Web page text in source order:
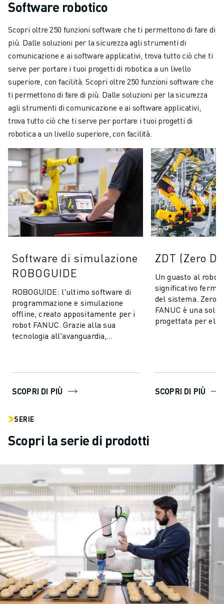
Software robotico
Scopri oltre 250 funzioni software che ti permettono di fare di
più. Dalle soluzioni per la sicurezza agli strumenti di
comunicazione e ai software applicativi, trova tutto ciò che ti
serve per portare i tuoi progetti di robotica a un livello
superiore, con facilità. Scopri oltre 250 funzioni software che
ti permettono di fare di più. Dalle soluzioni per la sicurezza
agli strumenti di comunicazione e ai software applicativi,
trova tutto ciò che ti serve per portare i tuoi progetti di
robotica a un livello superiore, con facilità.
Software di simulazione
ROBOGUIDE
ROBOGUIDE: l'ultimo software di
programmazione e simulazione
offline, creato appositamente per i
robot FANUC. Grazie alla sua
tecnologia all'avanguardia,
SCOPRI DI PIÙ
ZDT (Zero
Un guasto al robot
significativo fermo
del sistema. Zero
FANUC è una
progettata per
SCOPRI DI PIÙ
SERIE
Scopri la serie di prodotti